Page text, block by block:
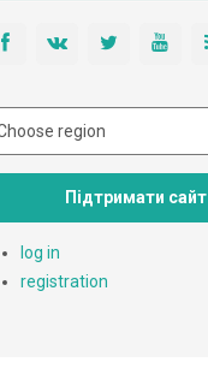
Підтримати сайт
log in
registration